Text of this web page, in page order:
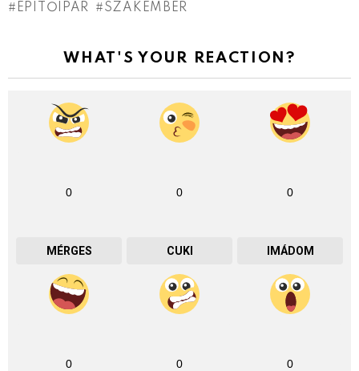
ÉPÍTŐIPAR SZAKEMBER
WHAT'S YOUR REACTION?
0
MÉRGES
0
CUKI
0
IMÁDOM
0 0 0